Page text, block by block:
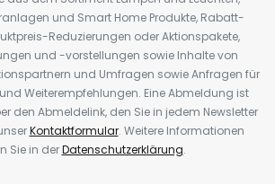
und Smart Home Produkte, Rabatt-
Reduzierungen oder Aktionspakete,
und -vorstellungen sowie Inhalte von
und Umfragen sowie Anfragen für
Weiterempfehlungen. Eine Abmeldung ist
den Abmeldelink, den Sie in jedem Newsletter
Kontaktformular. Weitere Informationen
Sie in derDatenschutzerklärung.